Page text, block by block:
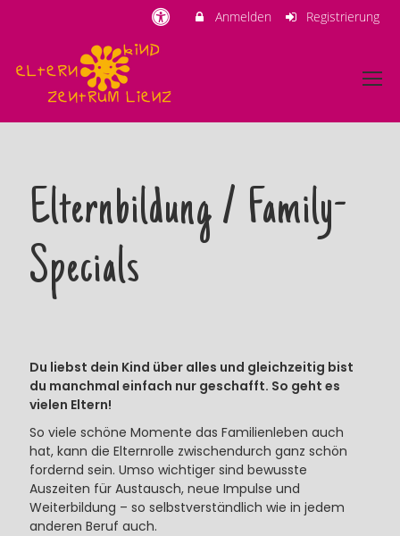
Anmelden Registrierung
Elternbildung / Family-
Specials
Du liebst dein Kind über alles und gleichzeitig bist
du manchmal einfach nur geschafft. So geht es
vielen Eltern!
So viele schöne Momente das Familienleben auch
hat, kann die Elternrolle zwischendurch ganz schön
fordernd sein. Umso wichtiger sind bewusste
Auszeiten für Austausch, neue Impulse und
Weiterbildung – so selbstverständlich wie in jedem
anderen Beruf auch.